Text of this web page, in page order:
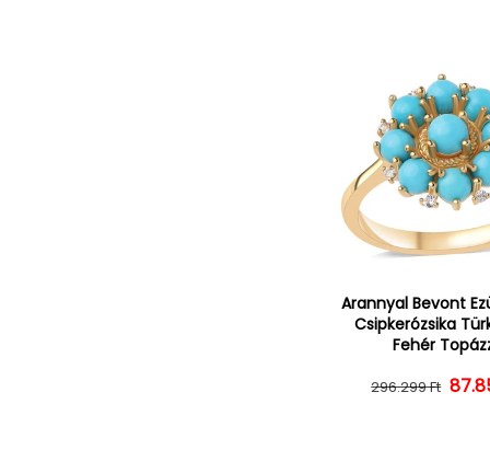
Arannyal Bevont
Csipkerózsika
Fehér
296.299 Ft